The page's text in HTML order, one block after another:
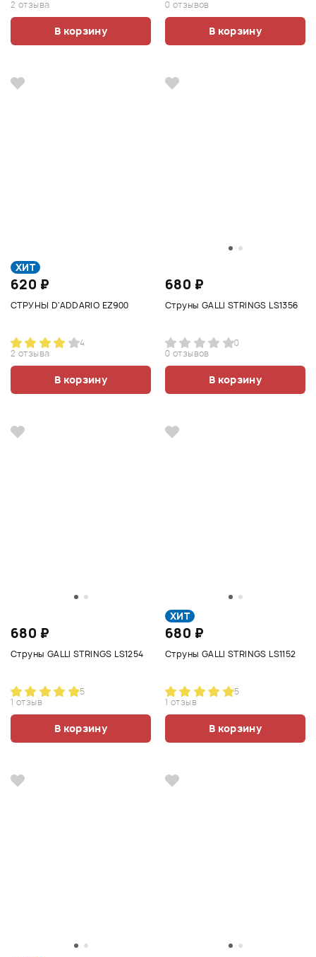
2 отзыва
В корзину
0 отзывов
В корзину
ХИТ
620 ₽
СТРУНЫ D'ADDARIO EZ900
4
2 отзыва
В корзину
680 ₽
Струны GALLI STRINGS LS1356
0
0 отзывов
В корзину
680 ₽
Струны GALLI STRINGS LS1254
5
1 отзыв
В корзину
ХИТ
680 ₽
Струны GALLI STRINGS LS1152
5
1 отзыв
В корзину